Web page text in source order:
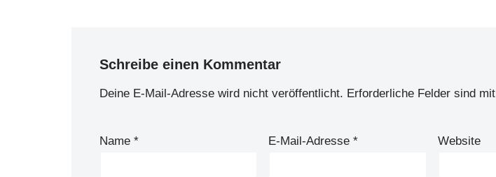
Schreibe einen Kommentar
Deine E-Mail-Adresse wird nicht veröffentlicht. Erforderliche Felder sind mit
Name * E-Mail-Adresse* Website